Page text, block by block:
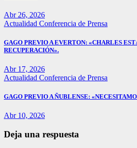
Abr 26, 2026
Actualidad Conferencia de Prensa
GAGO PREVIO A EVERTON: «CHARLES
RECUPERACIÓN».
Abr 17, 2026
Actualidad Conferencia de Prensa
GAGO PREVIO A ÑUBLENSE:
Abr 10, 2026
Deja una respuesta